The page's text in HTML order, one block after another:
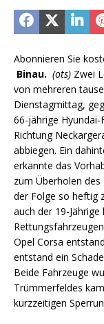
Abonnieren Sie
Binau. (ots) Zwei
von mehreren
Dienstagmittag,
66-jährige
Richtung
abbiegen. Ein
erkannte das
zum Überholen
der Folge so heftig
auch der 19-
Opel Corsa
entstand ein
Beide Fahrzeuge
Trümmerfeldes
kurzzeitigen